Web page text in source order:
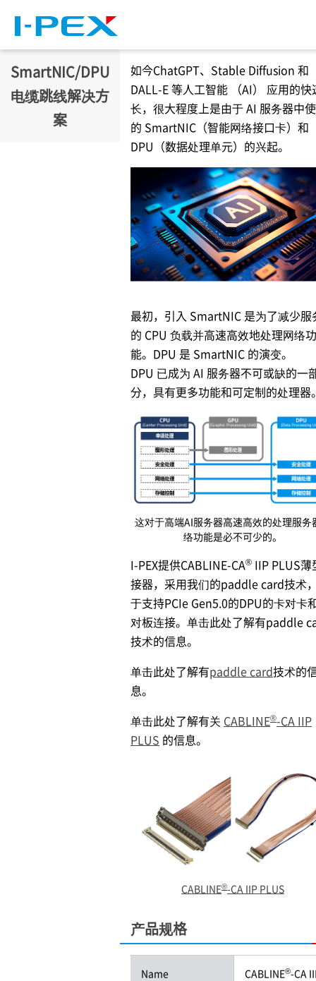
SmartNIC/DPU
电缆跳线解决方
案
如今ChatGPT、Stable Diffusion 和
DALL-E 等人工智能 （AI） 应用的快
长，很大程度上是由于 AI 服务器中
的 SmartNIC（智能网络接口卡）和
DPU（数据处理单元）的兴起。
最初，引入 SmartNIC 是为了减少服
的 CPU 负载并高速高效地处理网络功
能。DPU 是 SmartNIC 的演变。
DPU 已成为 AI 服务器不可或缺的一
分，具有更多功能和可定制的处理器
这对于高端AI服务器高速高效的处理服务
络功能是必不可少的。
I-PEX提供CABLINE-CA® IIP PLUS薄
接器，采用我们的paddle card技术
于支持PCIe Gen5.0的DPU的卡对卡
对板连接。单击此处了解有paddle
技术的信息。
单击此处了解有paddle card技术的
息。
单击此处了解有关 CABLINE®-CA IIP
PLUS 的信息。
CABLINE®-CA IIP PLUS
产品规格
Name CABLINE®-CA